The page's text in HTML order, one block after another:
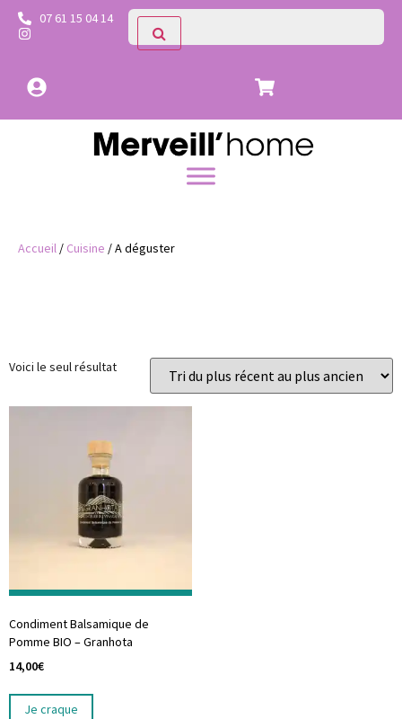
07 61 15 04 14
Accueil / Cuisine / A déguster
Voici le seul résultat
Condiment Balsamique de
Pomme BIO – Granhota
14,00€
Je craque